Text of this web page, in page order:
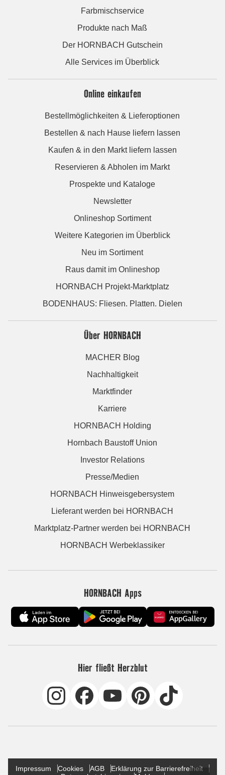
Farbmischservice
Produkte nach Maß
Der HORNBACH Gutschein
Alle Services im Überblick
Online einkaufen
Bestellmöglichkeiten & Lieferoptionen
Bestellen & nach Hause liefern lassen
Kaufen & in den Markt liefern lassen
Reservieren & Abholen im Markt
Prospekte und Kataloge
Newsletter
Onlineshop Sortiment
Weitere Kategorien im Überblick
Neu im Sortiment
Raus damit im Onlineshop
HORNBACH Projekt-Marktplatz
BODENHAUS: Fliesen. Platten. Dielen
Über HORNBACH
MACHER Blog
Nachhaltigkeit
Marktfinder
Karriere
HORNBACH Holding
Hornbach Baustoff Union
Investor Relations
Presse/Medien
HORNBACH Hinweisgebersystem
Lieferant werden bei HORNBACH
Marktplatz-Partner werden bei HORNBACH
HORNBACH Werbeklassiker
HORNBACH Apps
Hier fließt Herzblut
Impressum Cookies AGB
Erklärung zur Barrierefreiheit